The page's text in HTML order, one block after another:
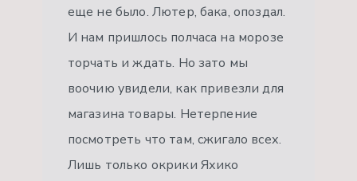
еще не было. Лютер, бака, опоздал.
И нам пришлось полчаса на морозе
торчать и ждать. Но зато мы
воочию увидели, как привезли для
магазина товары. Нетерпение
посмотреть что там, сжигало всех.
Лишь только окрики Яхико